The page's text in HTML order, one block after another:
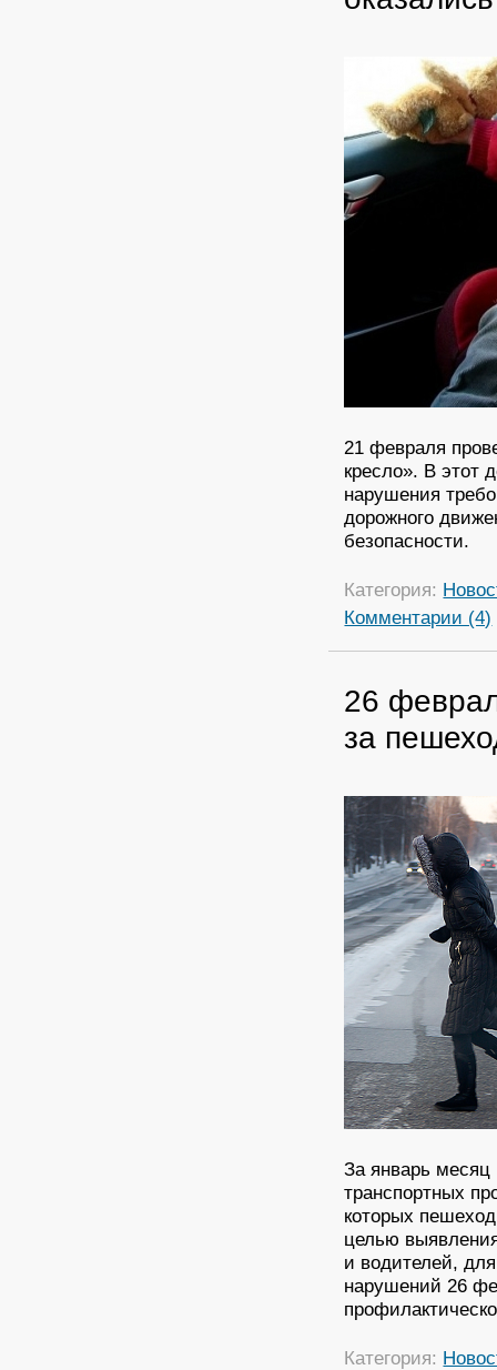
21 февраля
кресло». В этот
нарушения
дорожного
безопасности.
Категория:
Комментарии (4)
26
за
За январь месяц
транспортных
которых
целью
и водителей,
нарушений 26
Категория: